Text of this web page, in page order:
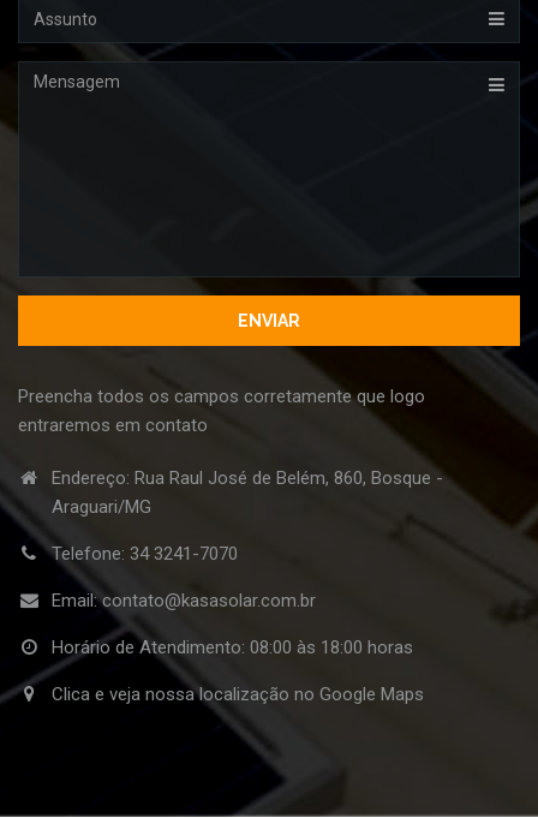
Mensagem
Preencha todos os campos corretamente que logo
entraremos em contato
Endereço: Rua Raul José de Belém, 860, Bosque -
Araguari/MG
Telefone: 34 3241-7070
Email:contato@kasasolar.com.br
Horário de Atendimento: 08:00 às 18:00 horas
Clica e veja nossa localização no Google Maps